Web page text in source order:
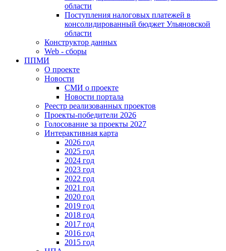
области
Поступления налоговых платежей в
консолидированный бюджет Ульяновской
области
Конструктор данных
Web - сборы
ППМИ
О проекте
Новости
СМИ о проекте
Новости портала
Реестр реализованных проектов
Проекты-победители 2026
Голосование за проекты 2027
Интерактивная карта
2026 год
2025 год
2024 год
2023 год
2022 год
2021 год
2020 год
2019 год
2018 год
2017 год
2016 год
2015 год